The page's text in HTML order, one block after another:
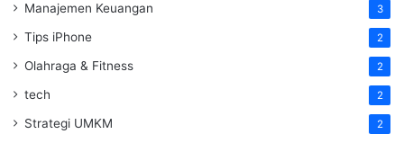
Manajemen Keuangan 3
Tips iPhone 2
Olahraga & Fitness 2
tech 2
Strategi UMKM 2